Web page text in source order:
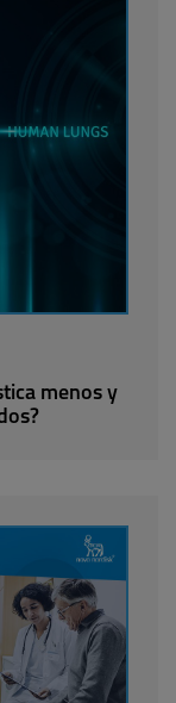
menos y